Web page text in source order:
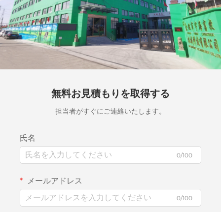
無料お見積もりを取得する
担当者がすぐにご連絡いたします。
氏名
0/100
メールアドレス
0/100